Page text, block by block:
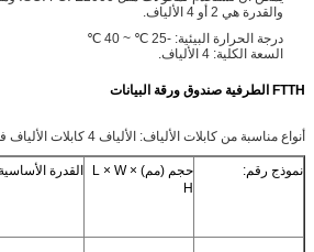
والقدرة هي 2 أو 4 الألياف.
درجة الحرارة البيئية: -25 ℃ ~ 40 ℃
السعة الكلية: 4 الألياف.
FTTH الطرفية صندوق ورقة البيانات
أنواع مناسبة من كابلات الألياف: الألياف 4 كابلات الألياف في الأماكن المغلقة.
نموذج رقم:
حجم (مم) L × W ×
H
القدرة